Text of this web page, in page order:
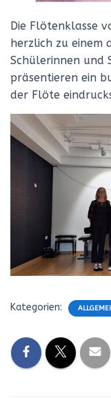
Die Flötenklasse
herzlich zu einem
Schülerinnen und
präsentieren ein
der Flöte
Kategorien: